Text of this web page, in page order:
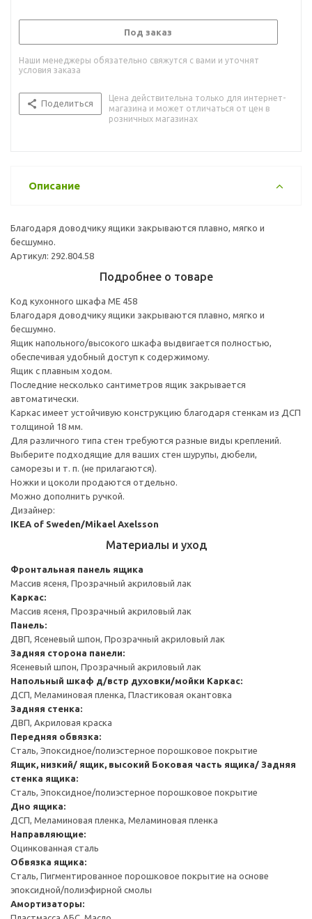
Под заказ
Наши менеджеры обязательно свяжутся с вами и уточнят
условия заказа
Поделиться
Цена действительна только для интернет-
магазина и может отличаться от цен в
розничных магазинах
Описание
Благодаря доводчику ящики закрываются плавно, мягко и
бесшумно.
Артикул: 292.804.58
Подробнее о товаре
Код кухонного шкафа ME 458
Благодаря доводчику ящики закрываются плавно, мягко и
бесшумно.
Ящик напольного/высокого шкафа выдвигается полностью,
обеспечивая удобный доступ к содержимому.
Ящик с плавным ходом.
Последние несколько сантиметров ящик закрывается
автоматически.
Каркас имеет устойчивую конструкцию благодаря стенкам из ДСП
толщиной 18 мм.
Для различного типа стен требуются разные виды креплений.
Выберите подходящие для ваших стен шурупы, дюбели,
саморезы и т. п. (не прилагаются).
Ножки и цоколи продаются отдельно.
Можно дополнить ручкой.
Дизайнер:
IKEA of Sweden/Mikael Axelsson
Материалы и уход
Фронтальная панель ящика
Массив ясеня, Прозрачный акриловый лак
Каркас:
Массив ясеня, Прозрачный акриловый лак
Панель:
ДВП, Ясеневый шпон, Прозрачный акриловый лак
Задняя сторона панели:
Ясеневый шпон, Прозрачный акриловый лак
Напольный шкаф д/встр духовки/мойки Каркас:
ДСП, Меламиновая пленка, Пластиковая окантовка
Задняя стенка:
ДВП, Акриловая краска
Передняя обвязка:
Сталь, Эпоксидное/полиэстерное порошковое покрытие
Ящик, низкий/ ящик, высокий Боковая часть ящика/ Задняя
стенка ящика:
Сталь, Эпоксидное/полиэстерное порошковое покрытие
Дно ящика:
ДСП, Меламиновая пленка, Меламиновая пленка
Направляющие:
Оцинкованная сталь
Обвязка ящика:
Сталь, Пигментированное порошковое покрытие на основе
эпоксидной/полиэфирной смолы
Амортизаторы: